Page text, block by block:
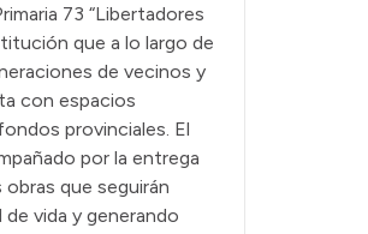
73 “Libertadores
que a lo largo de
de vecinos y
con espacios
provinciales. El
por la entrega
que seguirán
vida y generando